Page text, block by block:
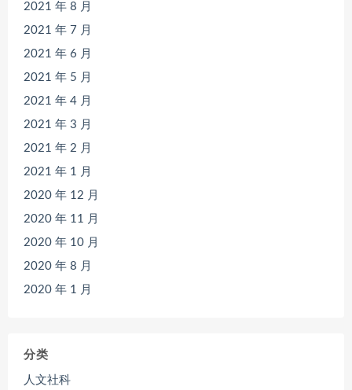
2021 年 8 月
2021 年 7 月
2021 年 6 月
2021 年 5 月
2021 年 4 月
2021 年 3 月
2021 年 2 月
2021 年 1 月
2020 年 12 月
2020 年 11 月
2020 年 10 月
2020 年 8 月
2020 年 1 月
分类
人文社科